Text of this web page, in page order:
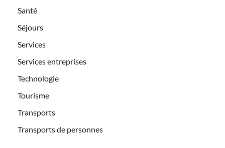
Santé
Séjours
Services
Services entreprises
Technologie
Tourisme
Transports
Transports de personnes